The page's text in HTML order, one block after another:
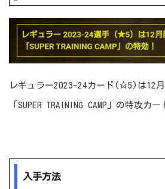
レギュラー2023-24カード(☆5)は12
「SUPER TRAINING CAMP」の特攻カ
入手方法